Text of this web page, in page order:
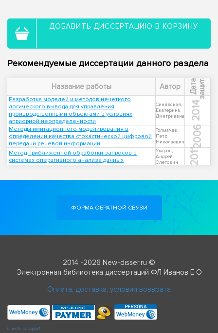
ДОБАВИТЬ ДИССЕРТАЦИЮ В КОРЗИНУ
Рекомендуемые диссертации данного раздела
Название работы Автор Д
а
т
а
з
а
щ
и
т ы
Разработка моделей и методов нечеткого
логического вывода для управления
производственными объектами в условиях
априорной неопределенности
Синявская,
Екатерина
Дмитриевна
2014
Методы имитационного моделирования в
определении качества стохастической цифровой
передачи речевой информации
Толмачев,
Петр
Николаевич
2006
Метод приближенной обработки запросов в
системах оперативного анализа данных
Ухаров,
Андрей
Олегович
2011
ФОРМА ОБРАТНОЙ СВЯЗИ
2014 -2026 New-disser.ru ©
Электронная библиотека диссертаций ФЛ Иванов Е О
Оплата, доставка, условия возврата
Check passport